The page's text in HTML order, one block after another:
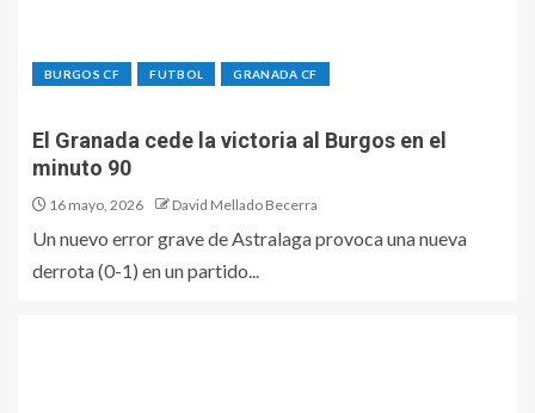
BURGOS CF FUTBOL GRANADA CF
El Granada cede la victoria al Burgos en el
minuto 90
16 mayo, 2026 David Mellado Becerra
Un nuevo error grave de Astralaga provoca una nueva
derrota (0-1) en un partido...